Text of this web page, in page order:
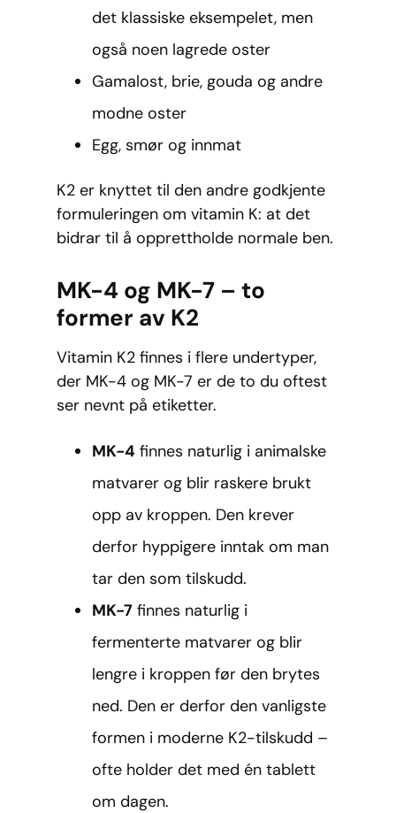
det klassiske eksempelet, men
også noen lagrede oster
Gamalost, brie, gouda og andre
modne oster
Egg, smør og innmat
K2 er knyttet til den andre godkjente
formuleringen om vitamin K: at det
bidrar til å opprettholde normale ben.
MK-4 og MK-7 – to
former av K2
Vitamin K2 finnes i flere undertyper,
der MK-4 og MK-7 er de to du oftest
ser nevnt på etiketter.
MK-4 finnes naturlig i animalske
matvarer og blir raskere brukt
opp av kroppen. Den krever
derfor hyppigere inntak om man
tar den som tilskudd.
MK-7 finnes naturlig i
fermenterte matvarer og blir
lengre i kroppen før den brytes
ned. Den er derfor den vanligste
formen i moderne K2-tilskudd –
ofte holder det med én tablett
om dagen.